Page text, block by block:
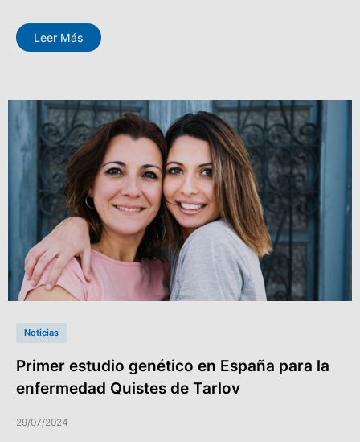
Leer Más
Noticias
Primer estudio genético en España para la
enfermedad Quistes de Tarlov
29/07/2024